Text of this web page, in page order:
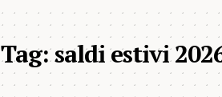
Tag:saldi estivi